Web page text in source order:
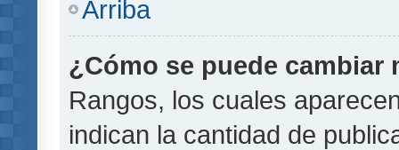
Arriba
¿Cómo se puede cambiar
Rangos, los cuales
indican la cantidad de